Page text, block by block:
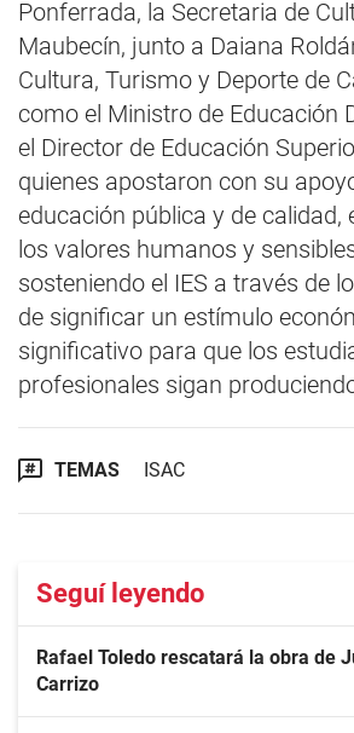
Ponferrada, la Secretaria de
Maubecín, junto a Daiana
Cultura, Turismo y Deporte de
como el Ministro de Educación
el Director de Educación
quienes apostaron con su
educación pública y de calidad,
los valores humanos y
sosteniendo el IES a través de
de significar un estímulo
significativo para que los
profesionales sigan
TEMAS ISAC
Seguí leyendo
Rafael Toledo rescatará la obra de
Carrizo